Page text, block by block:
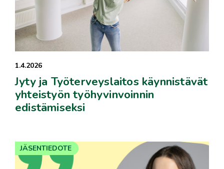
1.4.2026
Jyty ja Työterveyslaitos käynnistävät
yhteistyön työhyvinvoinnin
edistämiseksi
JÄSENTIEDOTE